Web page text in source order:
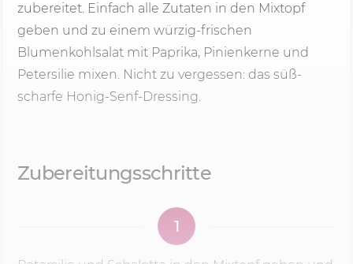
zubereitet. Einfach alle Zutaten in den Mixtopf
geben und zu einem würzig-frischen
Blumenkohlsalat mit Paprika, Pinienkerne und
Petersilie mixen. Nicht zu vergessen: das süß-
scharfe Honig-Senf-Dressing.
Zubereitungsschritte
1